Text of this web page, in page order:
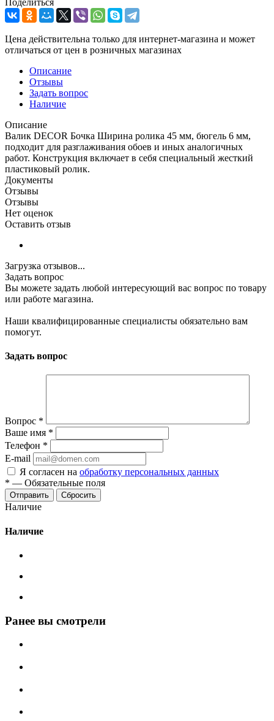
Цена действительна только для интернет-магазина и может
отличаться от цен в розничных магазинах
Описание
Отзывы
Задать вопрос
Наличие
Описание
Валик DECOR Бочка Ширина ролика 45 мм, бюгель 6 мм,
подходит для разглаживания обоев и иных аналогичных
работ. Конструкция включает в себя специальный жесткий
пластиковый ролик.
Документы
Отзывы
Отзывы
Нет оценок
Оставить отзыв
Загрузка отзывов...
Задать вопрос
Вы можете задать любой интересующий вас вопрос по товару
или работе магазина.
Наши квалифицированные специалисты обязательно вам
помогут.
Задать вопрос
Вопрос *
Ваше имя *
Телефон *
E-mail
Я согласен на обработку персональных данных
* — Обязательные поля
Сбросить
Наличие
Наличие
Ранее вы смотрели